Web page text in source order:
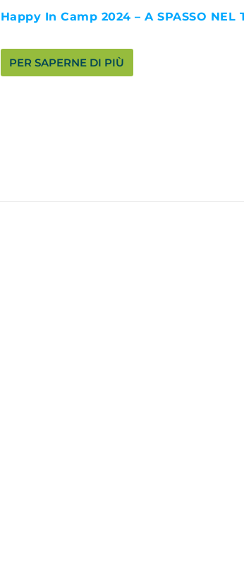
Happy In Camp 2024 – A SPASSO NEL
PER SAPERNE DI PIÙ